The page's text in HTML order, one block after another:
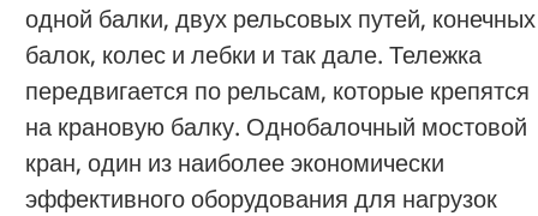
одной балки, двух рельсовых путей, конечных
балок, колес и лебки и так дале. Тележка
передвигается по рельсам, которые крепятся
на крановую балку. Однобалочный мостовой
кран, один из наиболее экономически
эффективного оборудования для нагрузок